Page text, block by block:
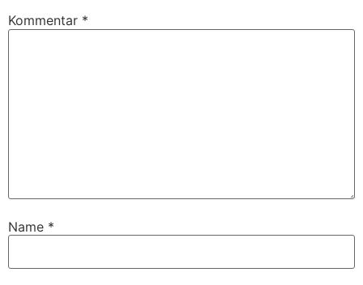
Kommentar *
Name *